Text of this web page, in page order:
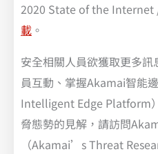
2020 State of the Internet
載 。
安全相關人員欲獲取更多
員互動、掌握Akamai智能
Intelligent Edge Platform
脅態勢的見解，請訪問
（Akamai’s Threat